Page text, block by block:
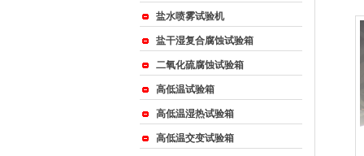
盐水喷雾试验机
盐干湿复合腐蚀试验箱
二氧化硫腐蚀试验箱
高低温试验箱
高低温湿热试验箱
高低温交变试验箱